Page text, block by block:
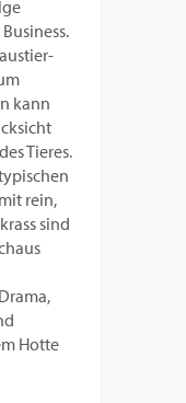
kann
Tieres.
rein,
sind
Hotte